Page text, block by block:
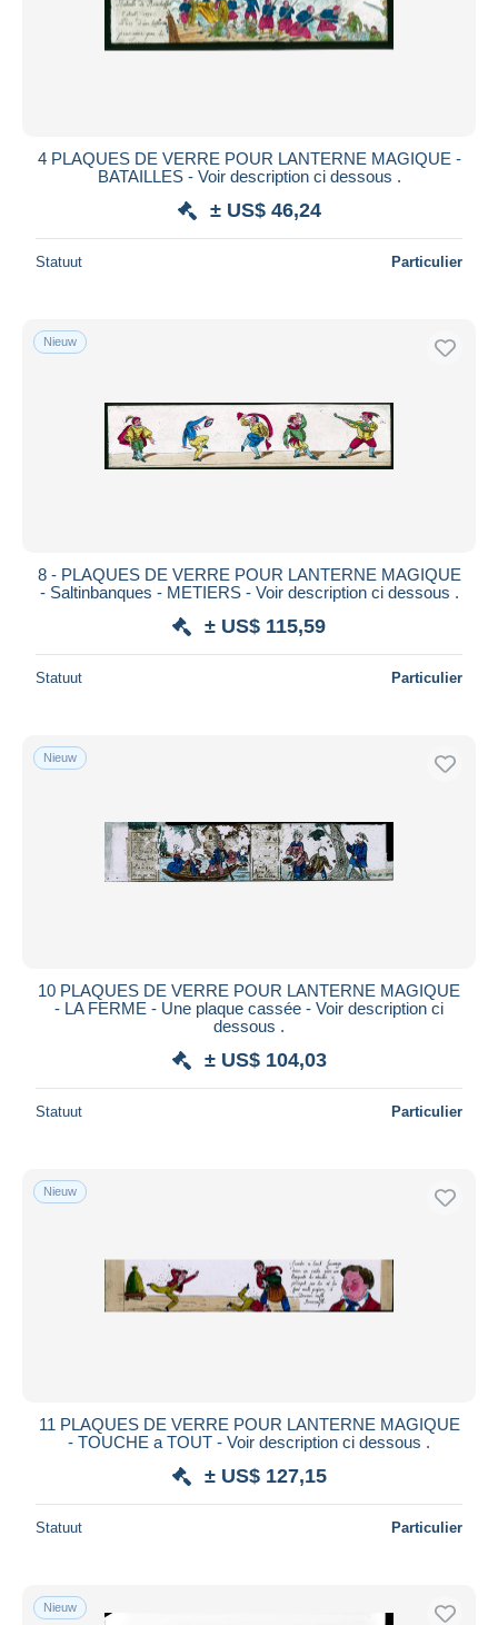
4 PLAQUES DE VERRE POUR LANTERNE MAGIQUE -
BATAILLES - Voir description ci dessous .
± US$ 46,24
Statuut Particulier
Nieuw
8 - PLAQUES DE VERRE POUR LANTERNE MAGIQUE
- Saltinbanques - METIERS - Voir description ci dessous .
± US$ 115,59
Statuut Particulier
Nieuw
10 PLAQUES DE VERRE POUR LANTERNE MAGIQUE
- LA FERME - Une plaque cassée - Voir description ci
dessous .
± US$ 104,03
Statuut Particulier
Nieuw
11 PLAQUES DE VERRE POUR LANTERNE MAGIQUE
- TOUCHE a TOUT - Voir description ci dessous .
± US$ 127,15
Statuut Particulier
Nieuw